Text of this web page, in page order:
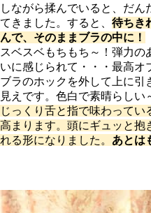
しながら揉んでいると、だ
てきました。すると、 待ちき
んで、そのままブラの中に！
スベスベもちもち～！弾力
いに感じられて・・・最高オ
ブラのホックを外して上に引
見えです。色白で素晴らしい
じっくり舌と指で味わって
高まります。頭にギュッと抱
れる形になりました。 あとは